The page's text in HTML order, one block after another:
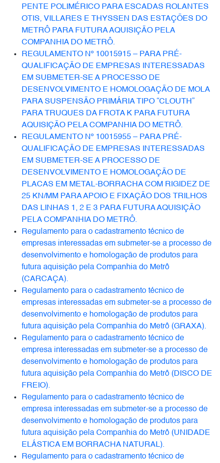
PENTE POLIMÉRICO PARA ESCADAS ROLANTES
OTIS, VILLARES E THYSSEN DAS ESTAÇÕES DO
METRÔ PARA FUTURA AQUISIÇÃO PELA
COMPANHIA DO METRÔ.
REGULAMENTO Nº 10015915 – PARA PRÉ-
QUALIFICAÇÃO DE EMPRESAS INTERESSADAS
EM SUBMETER-SE A PROCESSO DE
DESENVOLVIMENTO E HOMOLOGAÇÃO DE MOLA
PARA SUSPENSÃO PRIMÁRIA TIPO “CLOUTH”
PARA TRUQUES DA FROTA K PARA FUTURA
AQUISIÇÃO PELA COMPANHIA DO METRÔ.
REGULAMENTO Nº 10015955 – PARA PRÉ-
QUALIFICAÇÃO DE EMPRESAS INTERESSADAS
EM SUBMETER-SE A PROCESSO DE
DESENVOLVIMENTO E HOMOLOGAÇÃO DE
PLACAS EM METAL-BORRACHA COM RIGIDEZ DE
25 KN/MM PARA APOIO E FIXAÇÃO DOS TRILHOS
DAS LINHAS 1, 2 E 3 PARA FUTURA AQUISIÇÃO
PELA COMPANHIA DO METRÔ.
Regulamento para o cadastramento técnico de
empresas interessadas em submeter-se a processo de
desenvolvimento e homologação de produtos para
futura aquisição pela Companhia do Metrô
(CARCAÇA).
Regulamento para o cadastramento técnico de
empresas interessadas em submeter-se a processo de
desenvolvimento e homologação de produtos para
futura aquisição pela Companhia do Metrô (GRAXA).
Regulamento para o cadastramento técnico de
empresa interessadas em submeter-se a processo de
desenvolvimento e homologação de produtos para
futura aquisição pela Companhia do Metrô (DISCO DE
FREIO).
Regulamento para o cadastramento técnico de
empresa interessadas em submeter-se a processo de
desenvolvimento e homologação de produtos para
futura aquisição pela Companhia do Metrô (UNIDADE
ELÁSTICA EM BORRACHA NATURAL).
Regulamento para o cadastramento técnico de